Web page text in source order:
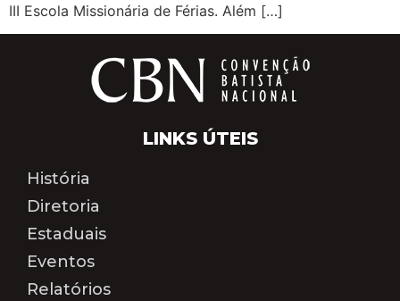
III Escola Missionária de Férias. Além […]
LINKS ÚTEIS
História
Diretoria
Estaduais
Eventos
Relatórios